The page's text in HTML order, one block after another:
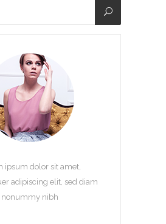
ipsum dolor sit amet,
adipiscing elit, sed diam
nonummy nibh